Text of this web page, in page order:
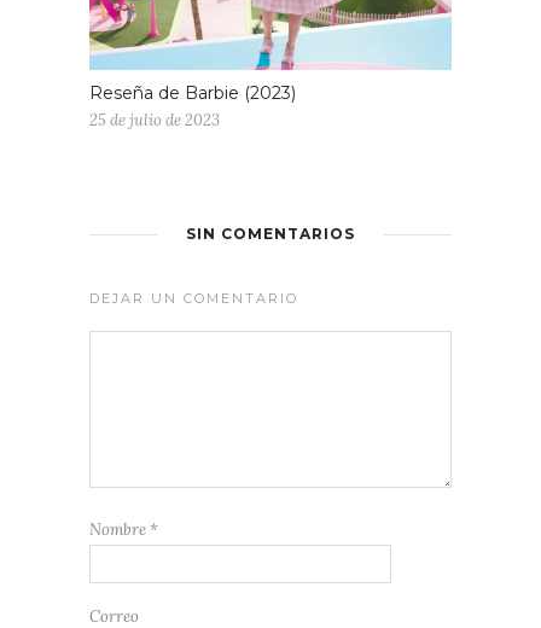
Reseña de Barbie (2023)
25 de julio de 2023
SIN COMENTARIOS
DEJAR UN COMENTARIO
Nombre *
Correo